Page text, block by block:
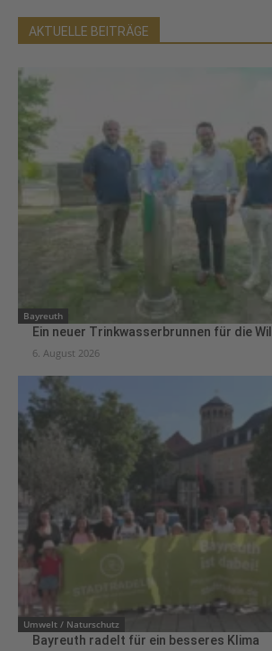
AKTUELLE BEITRÄGE
Bayreuth
Ein neuer Trinkwasserbrunnen für die
6. August 2026
Umwelt / Naturschutz
Bayreuth radelt für ein besseres Klima